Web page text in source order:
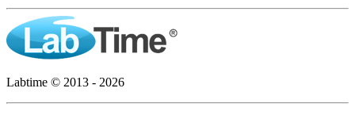
Labtime © 2013 - 2026